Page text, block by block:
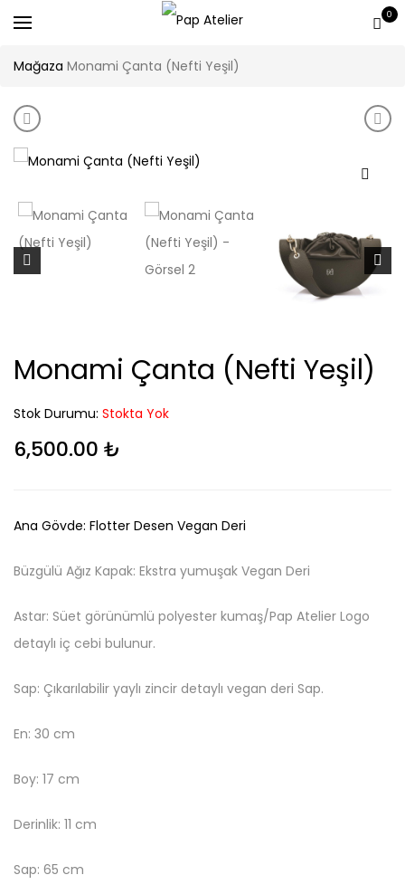
0
Mağaza Monami Çanta (Nefti Yeşil)
Product navigation
Monami Çanta (Bordo)
Monami Çanta (Nefti Yeşil)
Stok Durumu: Stokta Yok
6,500.00 ₺
Ana Gövde: Flotter Desen Vegan Deri
Büzgülü Ağız Kapak: Ekstra yumuşak Vegan Deri
Astar: Süet görünümlü polyester kumaş/Pap Atelier Logo
detaylı iç cebi bulunur.
Sap: Çıkarılabilir yaylı zincir detaylı vegan deri Sap.
En: 30 cm
Boy: 17 cm
Derinlik: 11 cm
Sap: 65 cm